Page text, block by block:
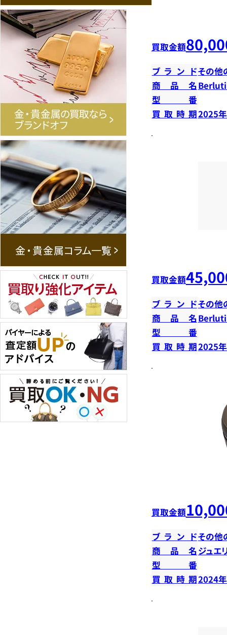
買取金額
ブランドその他
商品名
型番
買取時期2025
買取金額
ブランドその他
商品名 Berluti
型番
買取時期2025
買取金額
ブランドその他
商品名 ジュエ
型番
買取時期2024